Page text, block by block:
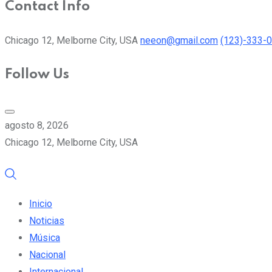
Contact Info
Chicago 12, Melborne City, USA neeon@gmail.com (123)-333-
Follow Us
agosto 8, 2026
Chicago 12, Melborne City, USA
Inicio
Noticias
Música
Nacional